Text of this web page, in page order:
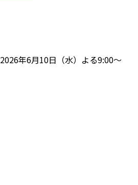
2026年6月10日（水）よる9:00～